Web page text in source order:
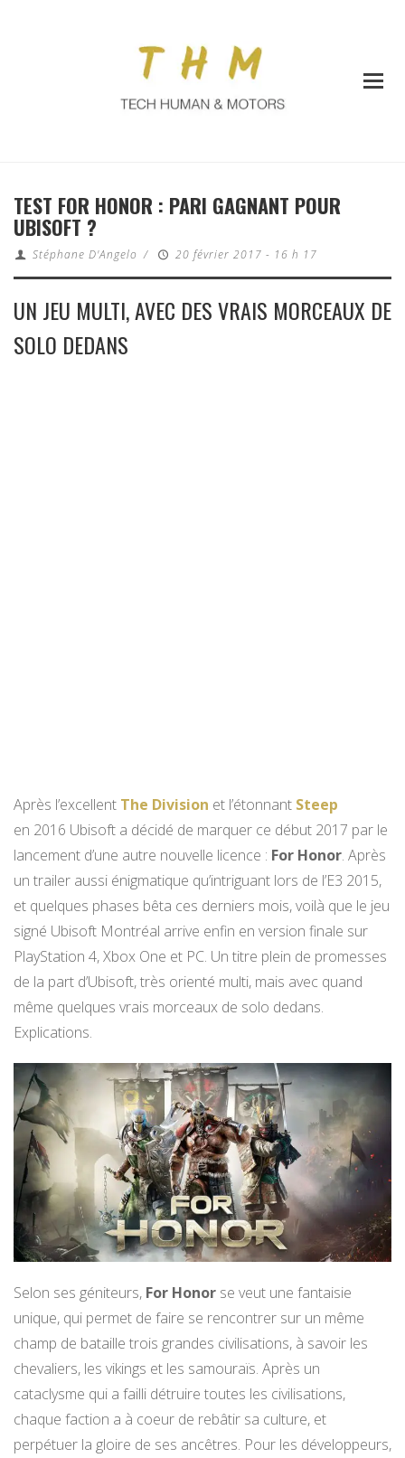
TEST FOR HONOR : PARI GAGNANT POUR
UBISOFT ?
Stéphane D'Angelo / 20 février 2017 - 16 h 17
UN JEU MULTI, AVEC DES VRAIS MORCEAUX DE
SOLO DEDANS
Après l’excellent The Division et l’étonnant Steep
en 2016 Ubisoft a décidé de marquer ce début 2017 par le
lancement d’une autre nouvelle licence : For Honor. Après
un trailer aussi énigmatique qu’intriguant lors de l’E3 2015,
et quelques phases bêta ces derniers mois, voilà que le jeu
signé Ubisoft Montréal arrive enfin en version finale sur
PlayStation 4, Xbox One et PC. Un titre plein de promesses
de la part d’Ubisoft, très orienté multi, mais avec quand
même quelques vrais morceaux de solo dedans.
Explications.
Selon ses géniteurs, For Honor se veut une fantaisie
unique, qui permet de faire se rencontrer sur un même
champ de bataille trois grandes civilisations, à savoir les
chevaliers, les vikings et les samouraïs. Après un
cataclysme qui a failli détruire toutes les civilisations,
chaque faction a à coeur de rebâtir sa culture, et
perpétuer la gloire de ses ancêtres. Pour les développeurs,